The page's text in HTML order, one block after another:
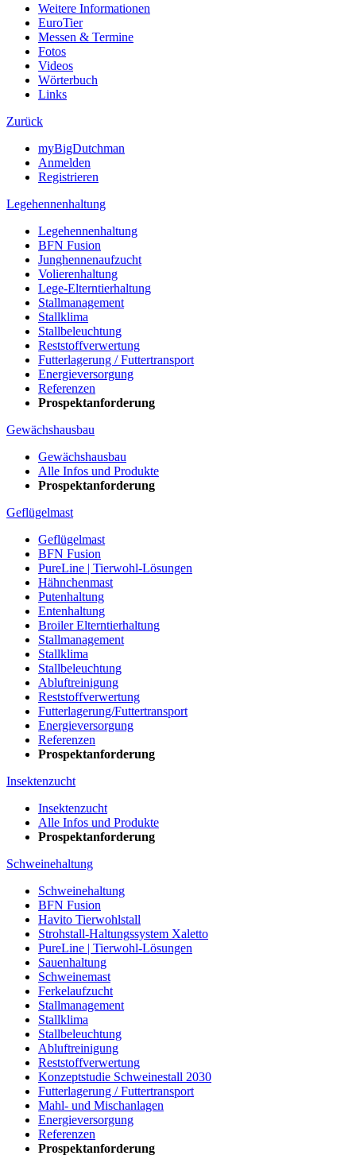
Weitere Informationen
EuroTier
Messen & Termine
Fotos
Videos
Wörterbuch
Links
Zurück
myBigDutchman
Anmelden
Registrieren
Legehennenhaltung
Legehennenhaltung
BFN Fusion
Junghennenaufzucht
Volierenhaltung
Lege-Elterntierhaltung
Stallmanagement
Stallklima
Stallbeleuchtung
Reststoffverwertung
Futterlagerung / Futtertransport
Energieversorgung
Referenzen
Prospektanforderung
Gewächshausbau
Gewächshausbau
Alle Infos und Produkte
Prospektanforderung
Geflügelmast
Geflügelmast
BFN Fusion
PureLine | Tierwohl-Lösungen
Hähnchenmast
Putenhaltung
Entenhaltung
Broiler Elterntierhaltung
Stallmanagement
Stallklima
Stallbeleuchtung
Abluftreinigung
Reststoffverwertung
Futterlagerung/Futtertransport
Energieversorgung
Referenzen
Prospektanforderung
Insektenzucht
Insektenzucht
Alle Infos und Produkte
Prospektanforderung
Schweinehaltung
Schweinehaltung
BFN Fusion
Havito Tierwohlstall
Strohstall-Haltungssystem Xaletto
PureLine | Tierwohl-Lösungen
Sauenhaltung
Schweinemast
Ferkelaufzucht
Stallmanagement
Stallklima
Stallbeleuchtung
Abluftreinigung
Reststoffverwertung
Konzeptstudie Schweinestall 2030
Futterlagerung / Futtertransport
Mahl- und Mischanlagen
Energieversorgung
Referenzen
Prospektanforderung